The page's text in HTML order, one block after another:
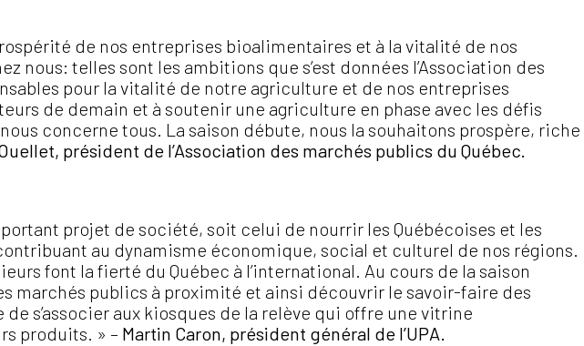
de nos entreprises bioalimentaires et à la vitalité de nos
telles sont les ambitions que s’est données l’Association des
pour la vitalité de notre agriculture et de nos entreprises
de demain et à soutenir une agriculture en phase avec les défis
concerne tous. La saison débute, nous la souhaitons prospère, riche
président de l’Association des marchés publics du Québec.
projet de société, soit celui de nourrir les Québécoises et les
au dynamisme économique, social et culturel de nos régions.
font la fierté du Québec à l’international. Au cours de la saison
marchés publics à proximité et ainsi découvrir le savoir-faire des
s’associer aux kiosques de la relève qui offre une vitrine
produits. » – Martin Caron, président général de l’UPA.